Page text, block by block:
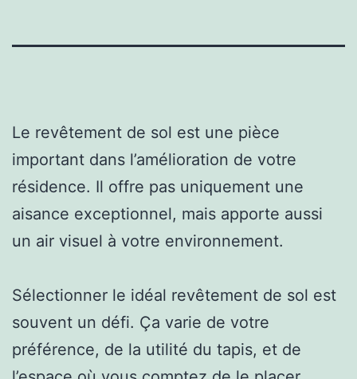
Le revêtement de sol est une pièce
important dans l’amélioration de votre
résidence. Il offre pas uniquement une
aisance exceptionnel, mais apporte aussi
un air visuel à votre environnement.
Sélectionner le idéal revêtement de sol est
souvent un défi. Ça varie de votre
préférence, de la utilité du tapis, et de